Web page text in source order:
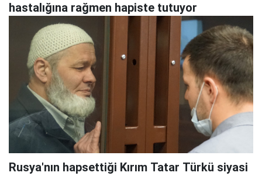
hastalığına rağmen hapiste tutuyor
Rusya'nın hapsettiği Kırım Tatar Türkü siyasi